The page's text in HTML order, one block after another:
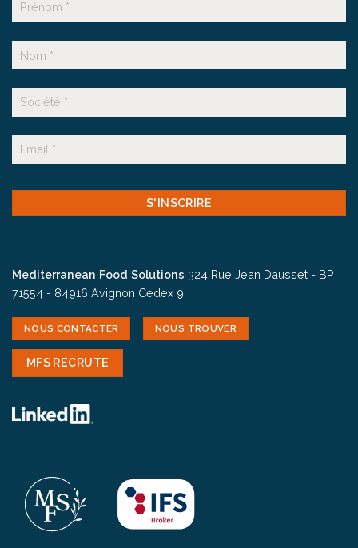
Prénom
Nom
Suffixe
E-
mail
CAPTCHA
Mediterranean Food Solutions 324 Rue Jean Dausset - BP
71554 - 84916 Avignon Cedex 9
NOUS CONTACTER NOUS TROUVER
MFS RECRUTE